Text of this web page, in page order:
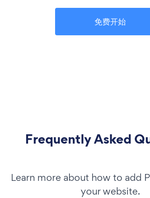
免费开始
Frequently Asked
Learn more about how to add
your website.